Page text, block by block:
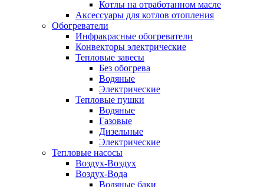
Котлы на отработанном масле
Аксессуары для котлов отопления
Обогреватели
Инфракрасные обогреватели
Конвекторы электрические
Тепловые завесы
Без обогрева
Водяные
Электрические
Тепловые пушки
Водяные
Газовые
Дизельные
Электрические
Тепловые насосы
Воздух-Воздух
Воздух-Вода
Водяные баки